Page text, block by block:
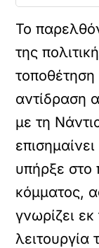
Το
της
αντίδραση
με τη
υπήρξε στο
κόμματος,
γνωρίζει
λειτουργία